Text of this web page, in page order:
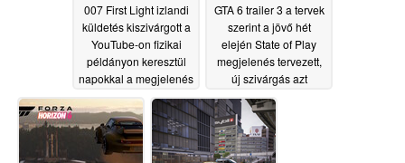
007 First Light izlandi
küldetés kiszivárgott a
YouTube-on fizikai
példányon keresztül
napokkal a megjelenés
előtt05/24/2026
GTA 6 trailer 3 a tervek
szerint a jövő hét
elején State of Play
megjelenés tervezett,
új szivárgás azt
sugallja, hogy